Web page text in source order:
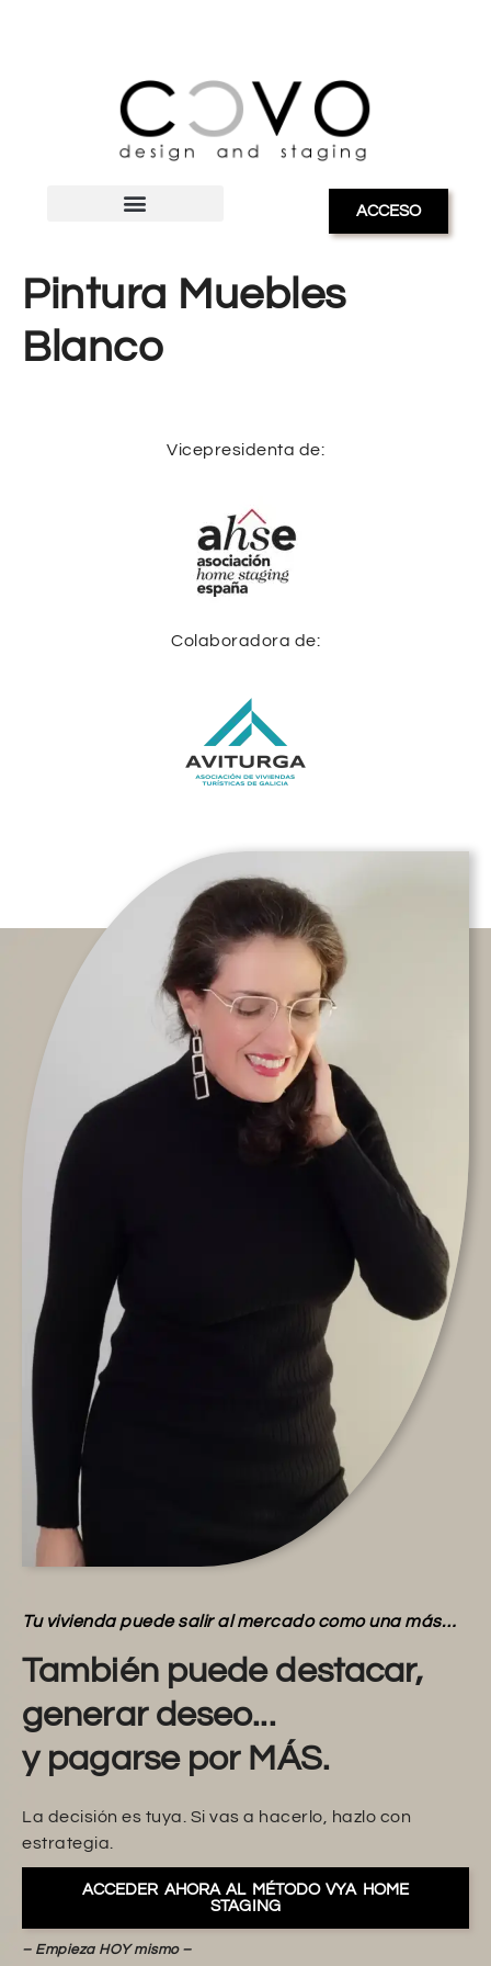
ACCESO
Pintura Muebles
Blanco
Vicepresidenta de:
Colaboradora de:
Tu vivienda puede salir al mercado como una más…
También puede destacar,
generar deseo...
y pagarse por MÁS.
La decisión es tuya. Si vas a hacerlo, hazlo con
estrategia.
ACCEDER AHORA AL MÉTODO VYA HOME
STAGING
– Empieza HOY mismo –